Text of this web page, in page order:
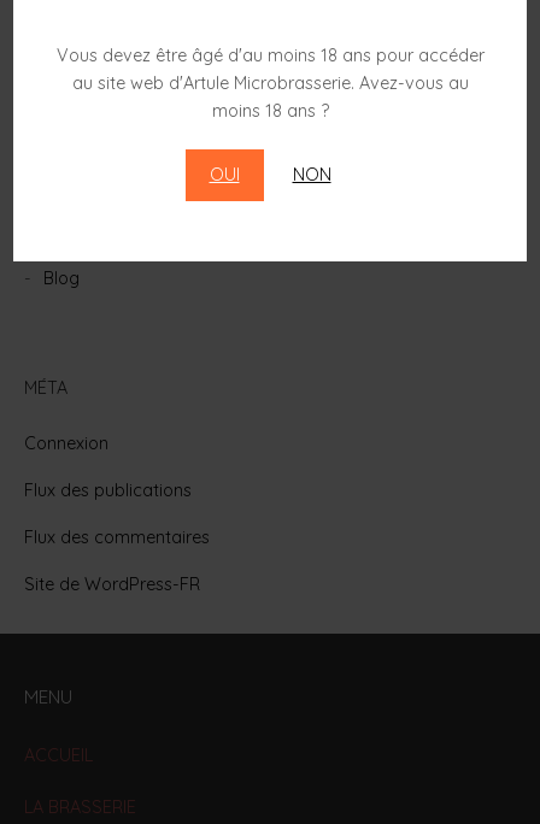
Vous devez être âgé d'au moins 18 ans pour accéder
au site web d'Artule Microbrasserie. Avez-vous au
moins 18 ans ?
OUI NON
CATÉGORIES
Blog
MÉTA
Connexion
Flux des publications
Flux des commentaires
Site de WordPress-FR
MENU
ACCUEIL
LA BRASSERIE